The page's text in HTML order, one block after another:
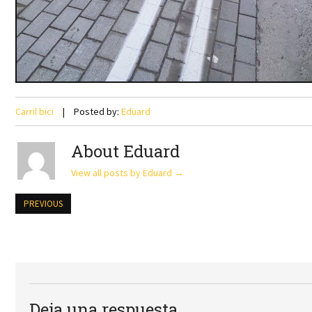
Carril bici Posted by: Eduard
About Eduard
View all posts by Eduard →
PREVIOUS